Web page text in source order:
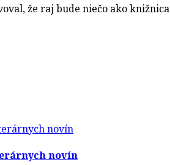
že raj bude niečo ako knižnica
novín